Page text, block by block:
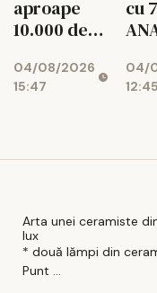
aproape
10.000 de
aprobate
04/08/2026
15:47
cu
lei
04/
12:45
Arta unei ceramiste
lux
* două lămpi din
Punt ...